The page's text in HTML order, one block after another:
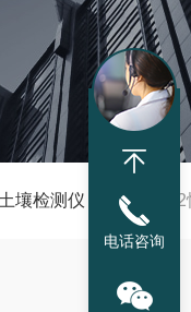
土壤检测仪 土壤
电话咨询